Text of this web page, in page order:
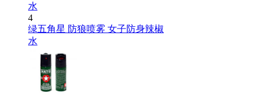
水
4
绿五角星 防狼喷雾 女子防身辣椒
水